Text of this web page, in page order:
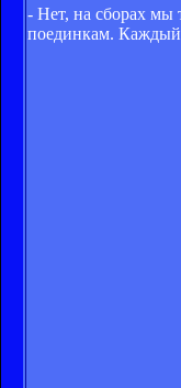
- Нет, на сборах мы
поединкам. Каждый